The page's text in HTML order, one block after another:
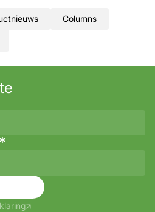
Columns
*